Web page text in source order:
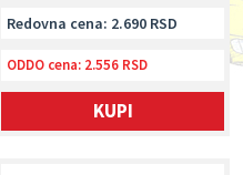
Redovna cena: 2.690 RSD
ODDO cena: 2.556 RSD
KUPI